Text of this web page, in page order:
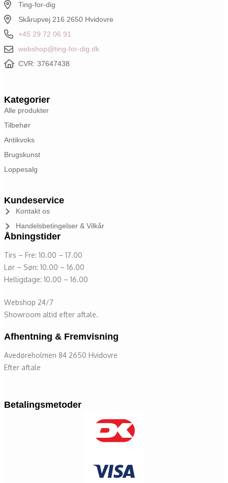
Ting-for-dig
Skårupvej 216 2650 Hvidovre
+45 29 72 06 91
webshop@ting-for-dig.dk
CVR: 37647438
Kategorier
Alle produkter
Tilbehør
Antikvoks
Brugskunst
Loppesalg
Kundeservice
Kontakt os
Handelsbetingelser & Vilkår
Åbningstider
Tirs – Fre: 10.00 – 17.00
Lør – Søn: 10.00 – 16.00
Helligdage: 10.00 – 16.00
Webshop 24/7
Showroom altid efter aftale.
Afhentning & Fremvisning
Avedøreholmen 84 2650 Hvidovre
Efter aftale
Betalingsmetoder